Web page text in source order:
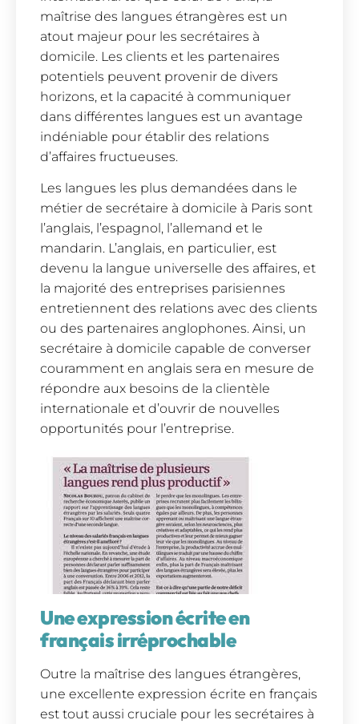
maîtrise des langues étrangères est un
atout majeur pour les secrétaires à
domicile. Les clients et les partenaires
potentiels peuvent provenir de divers
horizons, et la capacité à communiquer
dans différentes langues est un avantage
indéniable pour établir des relations
d’affaires fructueuses.
Les langues les plus demandées dans le
métier de secrétaire à domicile à Paris sont
l’anglais, l’espagnol, l’allemand et le
mandarin. L’anglais, en particulier, est
devenu la langue universelle des affaires, et
la majorité des entreprises parisiennes
entretiennent des relations avec des clients
ou des partenaires anglophones. Ainsi, un
secrétaire à domicile capable de converser
couramment en anglais sera en mesure de
répondre aux besoins de la clientèle
internationale et d’ouvrir de nouvelles
opportunités pour l’entreprise.
Une expression écrite en
français irréprochable
Outre la maîtrise des langues étrangères,
une excellente expression écrite en français
est tout aussi cruciale pour les secrétaires à